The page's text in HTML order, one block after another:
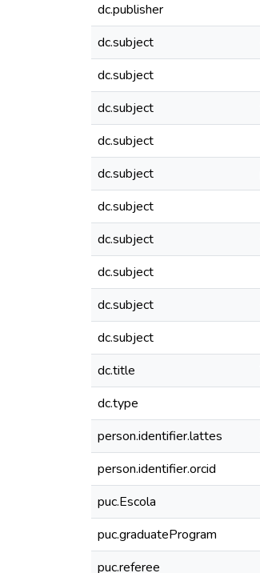
dc.publisher
dc.subject
dc.subject
dc.subject
dc.subject
dc.subject
dc.subject
dc.subject
dc.subject
dc.subject
dc.subject
dc.title
dc.type
person.identifier.lattes
person.identifier.orcid
puc.Escola
puc.graduateProgram
puc.referee